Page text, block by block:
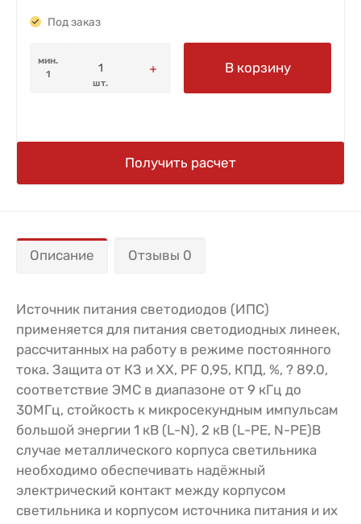
Под заказ
мин.
1
шт.
В корзину
Получить расчет
Описание Отзывы 0
Источник питания светодиодов (ИПС)
применяется для питания светодиодных линеек,
рассчитанных на работу в режиме постоянного
тока. Защита от КЗ и ХХ, PF 0,95, КПД, %, ? 89.0,
соответствие ЭМС в диапазоне от 9 кГц до
30МГц, стойкость к микросекундным импульсам
большой энергии 1 кВ (L-N), 2 кВ (L-PE, N-PE)В
случае металлического корпуса светильника
необходимо обеспечивать надёжный
электрический контакт между корпусом
светильника и корпусом источника питания и их